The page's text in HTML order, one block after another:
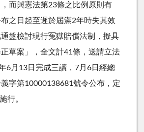
而與憲法第23條之比例原則有
之日起至遲於屆滿2年時失其效
盤檢討現行冤獄賠償法制，擬具
正草案」，全文計41條，送請立法
6月13日完成三讀，7月6日經總
字第10000138681號令公布，定
行。